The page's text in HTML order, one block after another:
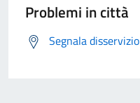
Problemi in città
Segnala disservizio